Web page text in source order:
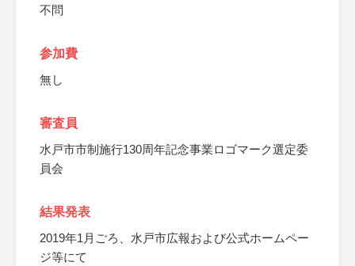
不問
参加費
無し
審査員
水戸市市制施行130周年記念事業ロゴマーク選定委
員会
結果発表
2019年1月ごろ、水戸市広報および公式ホームペー
ジ等にて